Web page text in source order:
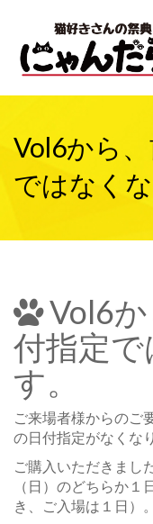
Vol6から
ではなくな
Vol6か
付指定で
す。
ご来場者様からのご
の日付指定がなくな
ご購入いただきまし
（日）のどちらか
き、ご入場は１日）。